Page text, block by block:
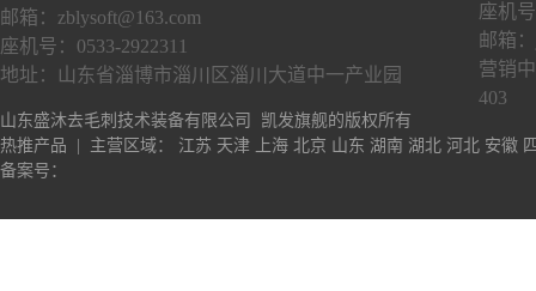
邮箱： zblysoft@163.com
座机号：0533-2922311
地址：山东省淄博市淄川区淄川大道中一产业园
座机
邮箱：
营销
403
山东盛沐去毛刺技术装备有限公司 凯发旗舰的版权所有
热推产品 | 主营区域： 江苏 天津 上海 北京 山东 湖南 湖北 河北 安徽
备案号：